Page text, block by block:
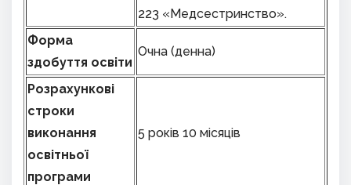
223 «Медсестринство».
Форма
здобуття освіти
Очна (денна)
Розрахункові
строки
виконання
освітньої
програми
5 років 10 місяців